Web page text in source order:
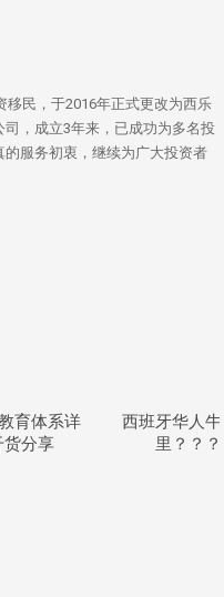
移民，于2016年正式更改为西乐
，成立3年来，已成功为多名投
服务初衷，继续为广大投资者
育体系详
分享
西班牙华人
里？？？